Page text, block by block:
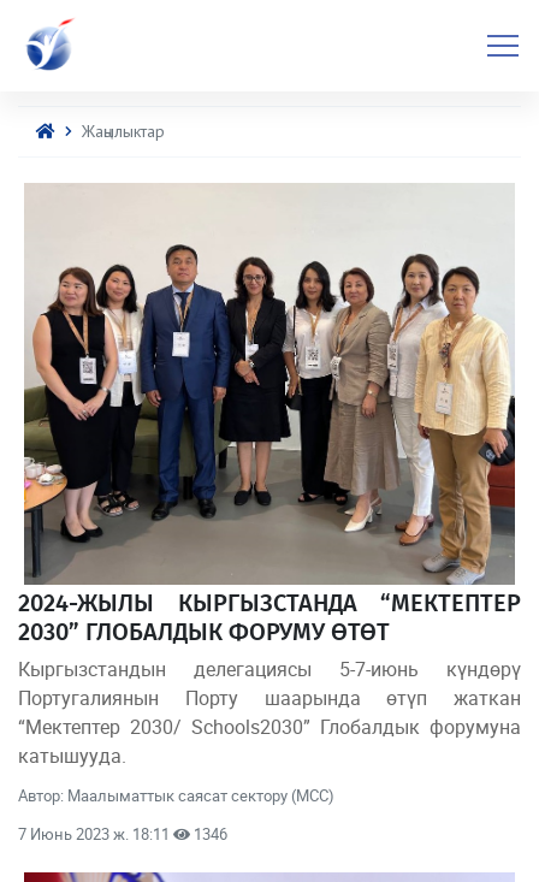
Жаңылыктар
2024-ЖЫЛЫ КЫРГЫЗСТАНДА “МЕКТЕПТЕР
2030” ГЛОБАЛДЫК ФОРУМУ ӨТӨТ
Кыргызстандын делегациясы 5-7-июнь күндөрү
Португалиянын Порту шаарында өтүп жаткан
“Мектептер 2030/ Schools2030” Глобалдык форумуна
катышууда.
Автор: Маалыматтык саясат сектору (МСС)
7 Июнь 2023 ж. 18:11
1346